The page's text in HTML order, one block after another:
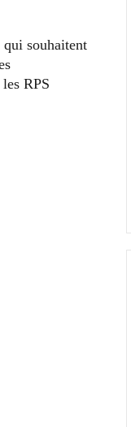
qui souhaitent
RPS